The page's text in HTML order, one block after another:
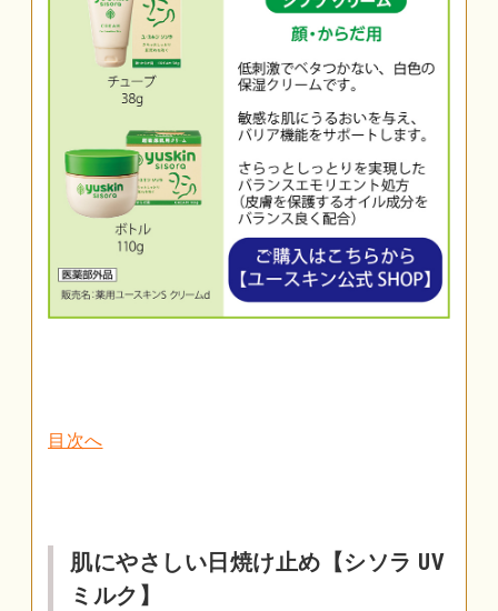
目次へ
肌にやさしい日焼け止め【シソラ UV
ミルク】